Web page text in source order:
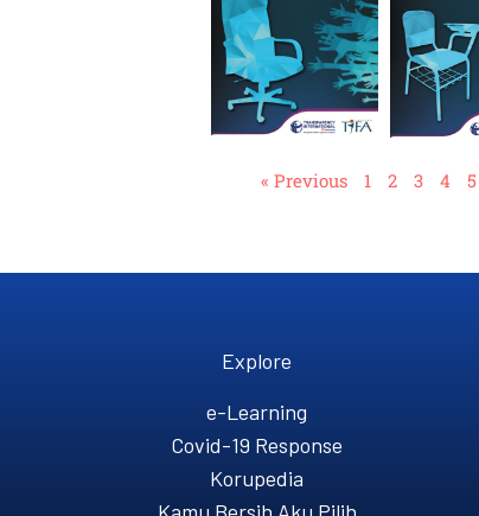
« Previous 1 2 3 4 5
Explore
e-Learning
Covid-19 Response
Korupedia